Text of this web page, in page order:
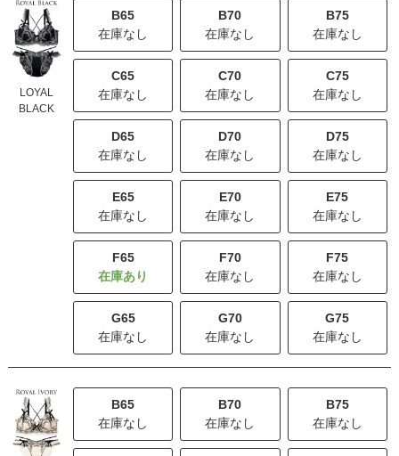
LOYAL
BLACK
B65
在庫なし
B70
在庫なし
B75
在庫なし
C65
在庫なし
C70
在庫なし
C75
在庫なし
D65
在庫なし
D70
在庫なし
D75
在庫なし
E65
在庫なし
E70
在庫なし
E75
在庫なし
F65
F70
在庫なし
F75
在庫なし
G65
在庫なし
G70
在庫なし
G75
在庫なし
B65
在庫なし
B70
在庫なし
B75
在庫なし